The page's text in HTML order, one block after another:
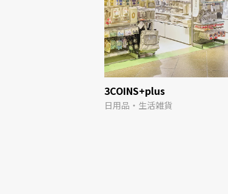
3COINS+plus
日用品・生活雑貨